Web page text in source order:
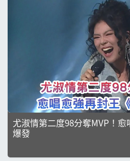
尤淑情第二度98分奪MVP！愈
爆發